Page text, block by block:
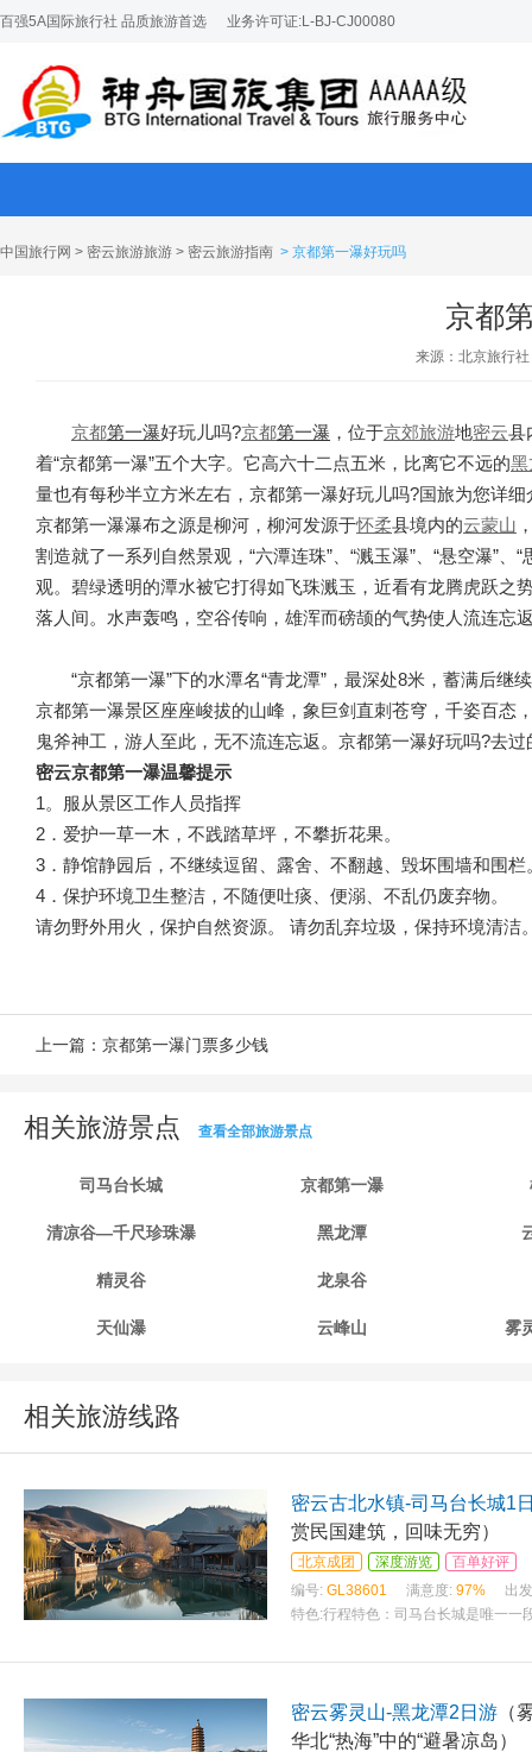
百强5A国际旅行社 品质旅游首选 业务许可证:L-BJ-CJ00080
中国旅行网 > 密云旅游旅游 > 密云旅游指南 > 京都第一瀑好玩吗
京都
来源：北京旅行社
京都第一瀑好玩儿吗?京都第一瀑 ，位于京郊旅游地密云县
着“京都第一瀑”五个大字。它高六十二点五米，比离它不远的黑
量也有每秒半立方米左右，京都第一瀑好玩儿吗?国旅为您详细
京都第一瀑瀑布之源是柳河，柳河发源于怀柔县境内的云蒙山
割造就了一系列自然景观，“六潭连珠”、“溅玉瀑”、“悬空瀑”
观。碧绿透明的潭水被它打得如飞珠溅玉，近看有龙腾虎跃之
落人间。水声轰鸣，空谷传响，雄浑而磅颉的气势使人流连忘
“京都第一瀑”下的水潭名“青龙潭”，最深处8米，蓄满后
京都第一瀑景区座座峻拔的山峰，象巨剑直刺苍穹，千姿百态
鬼斧神工，游人至此，无不流连忘返。京都第一瀑好玩吗?去
密云京都第一瀑温馨提示
1。服从景区工作人员指挥
2．爱护一草一木，不践踏草坪，不攀折花果。
3．静馆静园后，不继续逗留、露舍、不翻越、毁坏围墙和
4．保护环境卫生整洁，不随便吐痰、便溺、不乱仍废弃物。
请勿野外用火，保护自然资源。 请勿乱弃垃圾，保持环境清洁
上一篇： 京都第一瀑门票多少钱
相关旅游景点 查看全部旅游景点
司马台长城 京都第一瀑
清凉谷—千尺珍珠瀑 黑龙潭
精灵谷 龙泉谷
天仙瀑 云峰山 雾
相关旅游线路
密云古北水镇-司马台长城1
赏民国建筑，回味无穷）
北京成团 深度游览
百单好评
编号: GL38601 满意度: 97%
出
特色:行程特色：司马台长城是唯一一
密云雾灵山-黑龙潭2日游 （
华北“热海”中的“避暑凉岛）